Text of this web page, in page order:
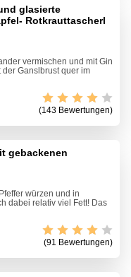
glasierte
Rotkrauttascherl
vermischen und mit Gin
Ganslbrust quer im
(143 Bewertungen)
gebackenen
würzen und in
dabei relativ viel Fett! Das
(91 Bewertungen)